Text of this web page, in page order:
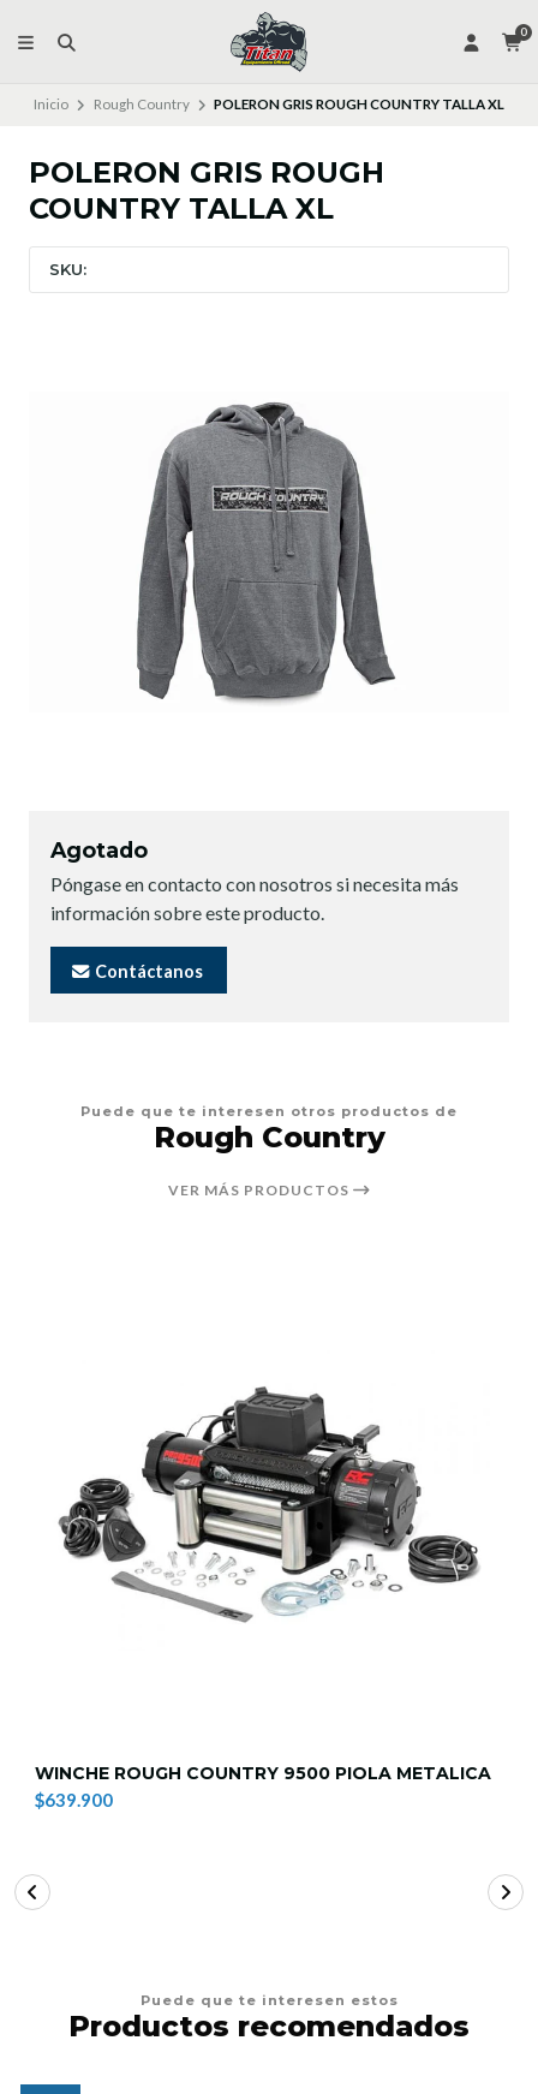
0
Inicio Rough Country POLERON GRIS ROUGH COUNTRY TALLA XL
POLERON GRIS ROUGH
COUNTRY TALLA XL
SKU:
Agotado
Póngase en contacto con nosotros si necesita más
información sobre este producto.
Contáctanos
Puede que te interesen otros productos de
Rough Country
VER MÁS PRODUCTOS
WINCHE ROUGH COUNTRY 9500 PIOLA METALICA
$639.900
Puede que te interesen estos
Productos recomendados